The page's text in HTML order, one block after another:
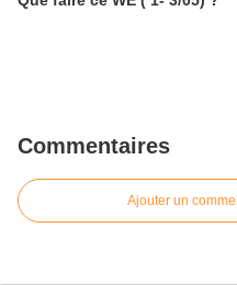
Commentaires
Ajouter un